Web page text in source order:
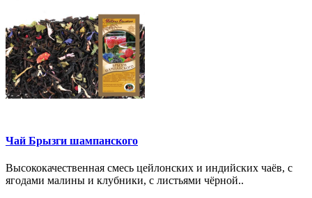
Чай Брызги шампанского
Высококачественная смесь цейлонских и индийских чаёв, с
ягодами малины и клубники, с листьями чёрной..